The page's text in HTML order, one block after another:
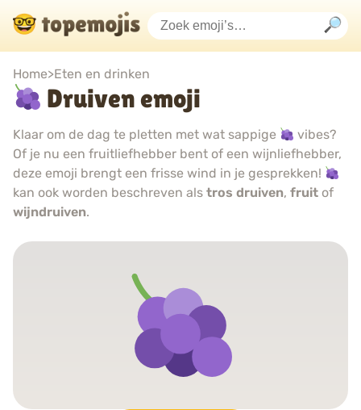
Home>Eten en drinken
Druiven emoji
Klaar om de dag te pletten met wat sappige
vibes?
Of je nu een fruitliefhebber bent of een wijnliefhebber,
deze emoji brengt een frisse wind in je gesprekken!
kan ook worden beschreven als tros druiven, fruit of
wijndruiven.